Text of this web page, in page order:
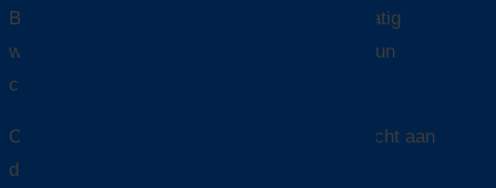
Bureau Veritas, DNV of ABS moeten regelmatig
worden geïnspecteerd en onderhouden om hun
classificatiestatus te behouden.
Op onze werven zorgen we ervoor dat elk jacht aan
deze strenge eisen blijft voldoen. We voeren